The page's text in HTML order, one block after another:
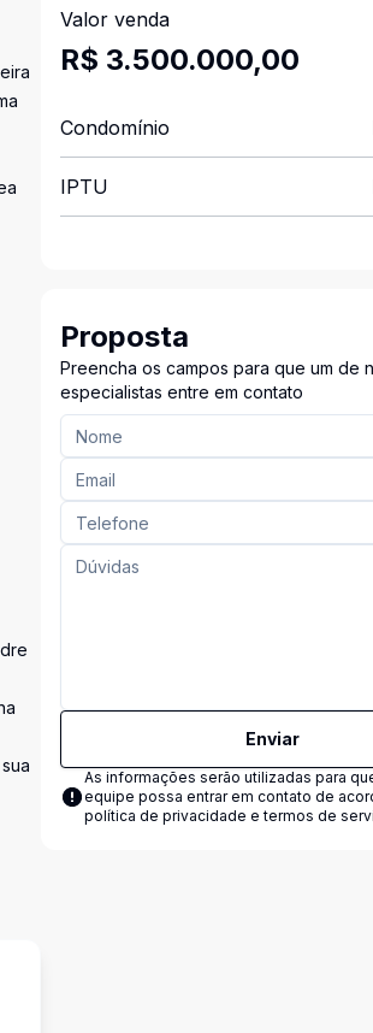
Valor venda
R$ 3.500.000,00
Condomínio
IPTU
Proposta
Preencha os campos para que um de
especialistas entre em contato
Enviar
As informações serão utilizadas para
equipe possa entrar em contato de
política de privacidade e termos de